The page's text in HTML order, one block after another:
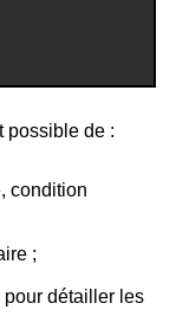
possible de :
condition
;
pour détailler les